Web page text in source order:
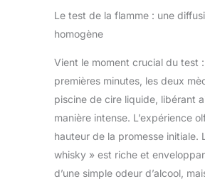
Le test de la flamme : une
homogène
Vient le moment crucial du test :
premières minutes, les deux
piscine de cire liquide, libérant
manière intense. L’expérience
hauteur de la promesse initiale.
whisky » est riche et
d’une simple odeur d’alcool,